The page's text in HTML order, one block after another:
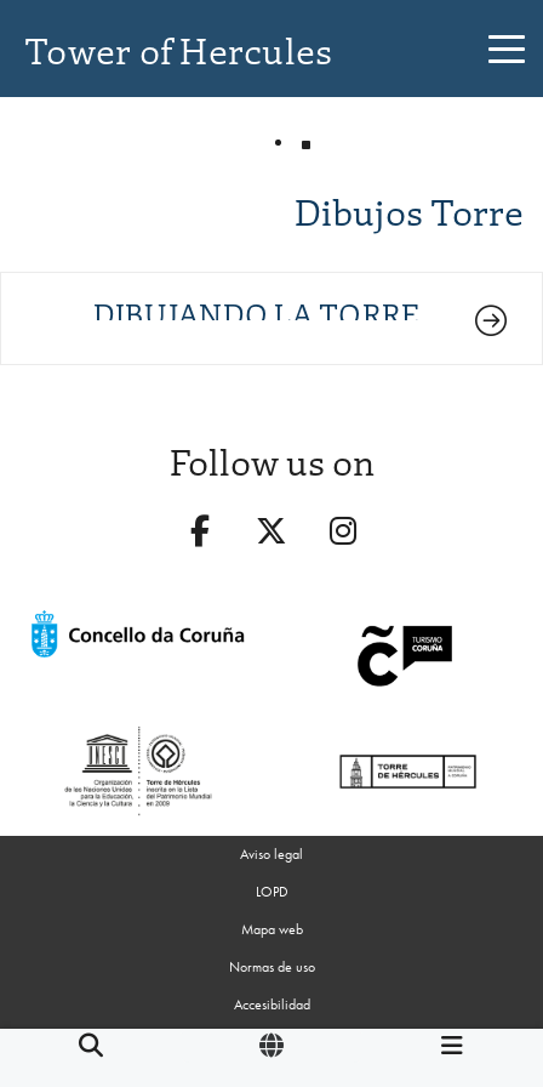
Tower of Hercules
Dibujos Torre
DIBUJANDO LA TORRE
Follow us on
Aviso legal
LOPD
Mapa web
Normas de uso
Accesibilidad
Gestion de Cookies